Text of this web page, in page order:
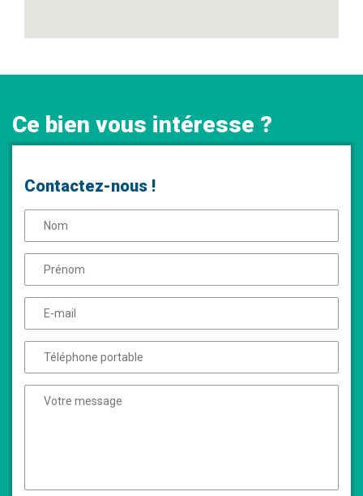
Ce bien vous intéresse ?
Contactez-nous !